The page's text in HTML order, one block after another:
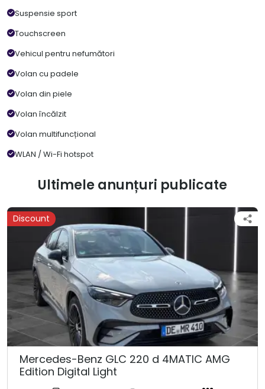
Suspensie sport
Touchscreen
Vehicul pentru nefumători
Volan cu padele
Volan din piele
Volan încălzit
Volan multifuncțional
WLAN / Wi-Fi hotspot
Ultimele anunțuri publicate
Discount
Mercedes-Benz GLC 220 d 4MATIC AMG
Edition Digital Light